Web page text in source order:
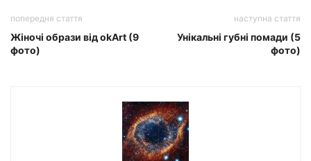
попередня стаття
Жіночі образи від okArt (9
фото)
наступна стаття
Унікальні губні помади (5
фото)